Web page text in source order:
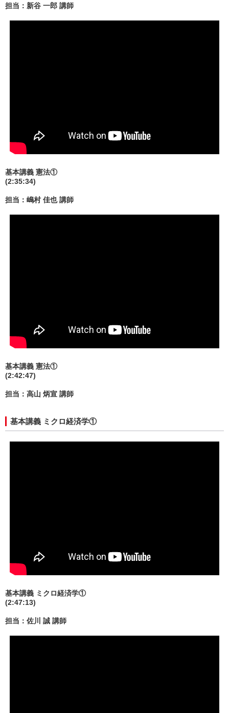
担当：新谷 一郎 講師
基本講義 憲法①
(2:35:34)
担当：嶋村 佳也 講師
基本講義 憲法①
(2:42:47)
担当：高山 炳宣 講師
基本講義 ミクロ経済学①
基本講義 ミクロ経済学①
(2:47:13)
担当：佐川 誠 講師